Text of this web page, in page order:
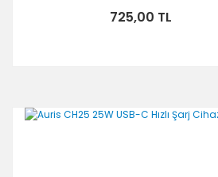
725,00 TL